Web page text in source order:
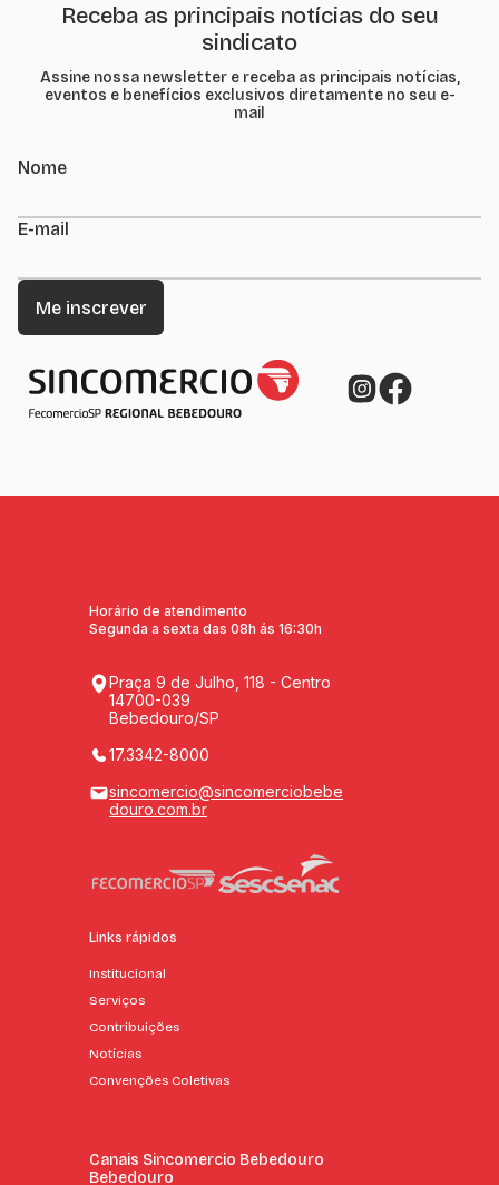
Receba as principais notícias do seu
sindicato
Assine nossa newsletter e receba as principais notícias,
eventos e benefícios exclusivos diretamente no seu e-
mail
Nome
E-mail
Horário de atendimento
Segunda a sexta das 08h ás 16:30h
Praça 9 de Julho, 118 - Centro
14700-039
Bebedouro/SP
17.3342-8000
sincomercio@sincomerciobebe
douro.com.br
Links rápidos
Institucional
Serviços
Contribuições
Notícias
Convenções Coletivas
Canais Sincomercio Bebedouro
Bebedouro